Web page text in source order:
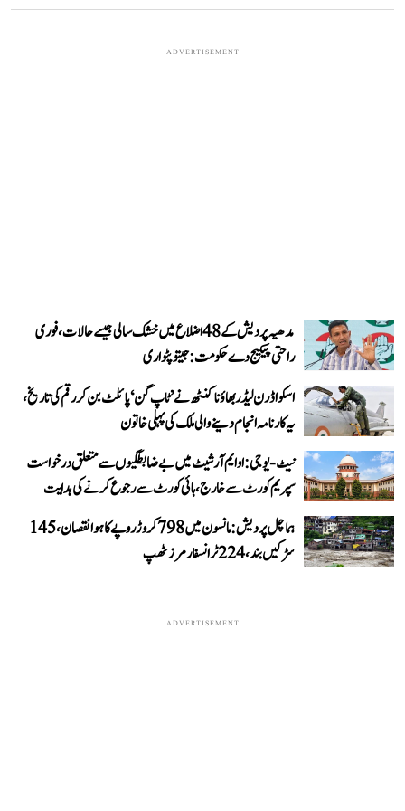
ADVERTISEMENT
مدھیہ پردیش کے 48 اضلاع میں خشک سالی جیسے حالات، فوری
راحتی پیکیج دے حکومت: جیتو پٹواری
اسکواڈرن لیڈر بھاؤنا کنٹھ نے ’ٹاپ گن‘ پائلٹ بن کر رقم کی تاریخ،
یہ کارنامہ انجام دینے والی ملک کی پہلی خاتون
نیٹ-یو جی: او ایم آر شیٹ میں بے ضابطگیوں سے متعلق درخواست
سپریم کورٹ سے خارج، ہائی کورٹ سے رجوع کرنے کی ہدایت
ہماچل پردیش: مانسون میں 798 کروڑ روپے کا ہوا نقصان، 145
سڑکیں بند، 224 ٹرانسفارمرز ٹھپ
ADVERTISEMENT